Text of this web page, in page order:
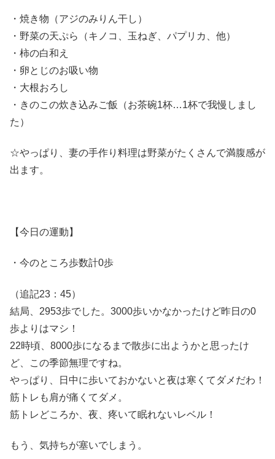
・焼き物（アジのみりん干し）
・野菜の天ぷら（キノコ、玉ねぎ、パプリカ、他）
・柿の白和え
・卵とじのお吸い物
・大根おろし
・きのこの炊き込みご飯（お茶碗1杯…1杯で我慢しまし
た）
☆やっぱり、妻の手作り料理は野菜がたくさんで満腹感が
出ます。
【今日の運動】
・今のところ歩数計0歩
（追記23：45）
結局、2953歩でした。3000歩いかなかったけど昨日の0
歩よりはマシ！
22時頃、8000歩になるまで散歩に出ようかと思ったけ
ど、この季節無理ですね。
やっぱり、日中に歩いておかないと夜は寒くてダメだわ！
筋トレも肩が痛くてダメ。
筋トレどころか、夜、疼いて眠れないレベル！
もう、気持ちが塞いでしまう。